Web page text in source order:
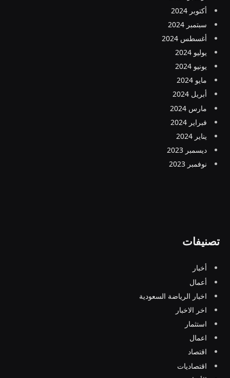
أكتوبر 2024
سبتمبر 2024
أغسطس 2024
يوليو 2024
يونيو 2024
مايو 2024
أبريل 2024
مارس 2024
فبراير 2024
يناير 2024
ديسمبر 2023
نوفمبر 2023
تصنيفات
أخبار
أعمال
اخبار الرياضة السعودية
اخر الاخبار
استثمار
اعمال
اقتصاد
اقتصاديات